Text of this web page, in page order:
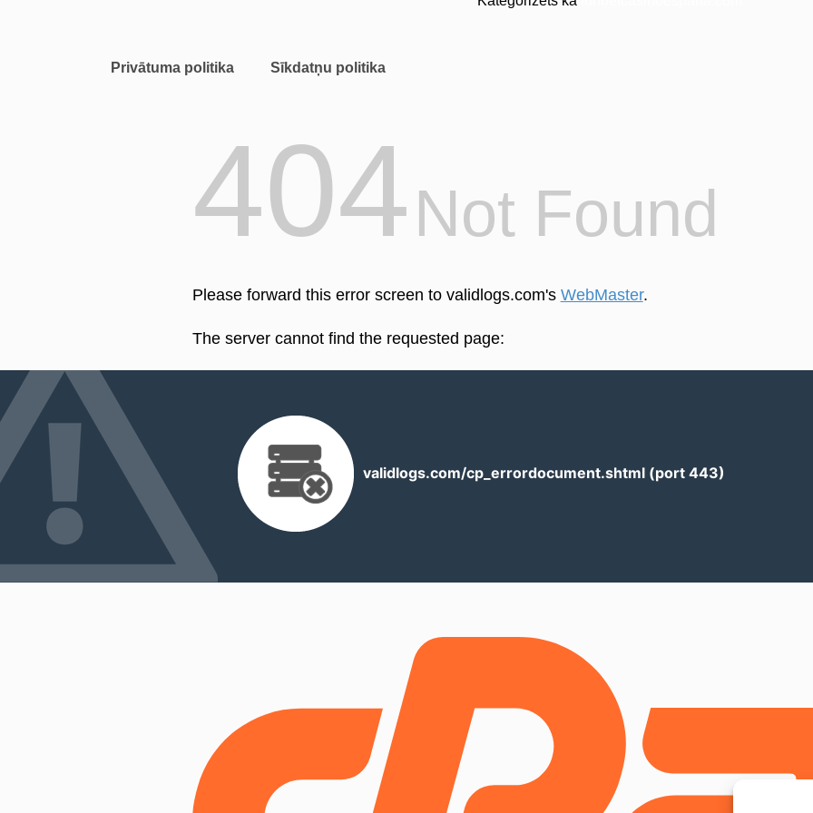
Privātuma politika Sīkdatņu politika
404Not Found
Please forward this error screen to validlogs.com's WebMaster.
The server cannot find the requested page:
validlogs.com/cp_errordocument.shtml (port 443)